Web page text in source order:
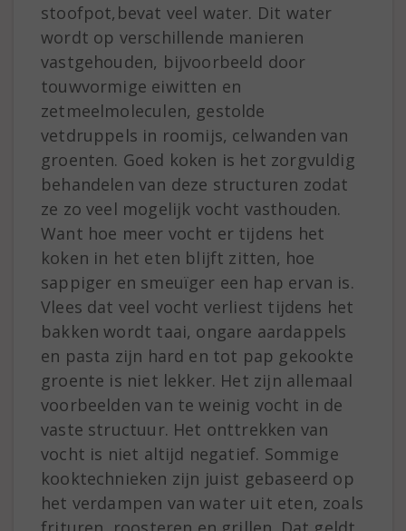
stoofpot,bevat veel water. Dit water
wordt op verschillende manieren
vastgehouden, bijvoorbeeld door
touwvormige eiwitten en
zetmeelmoleculen, gestolde
vetdruppels in roomijs, celwanden van
groenten. Goed koken is het zorgvuldig
behandelen van deze structuren zodat
ze zo veel mogelijk vocht vasthouden.
Want hoe meer vocht er tijdens het
koken in het eten blijft zitten, hoe
sappiger en smeuïger een hap ervan is.
Vlees dat veel vocht verliest tijdens het
bakken wordt taai, ongare aardappels
en pasta zijn hard en tot pap gekookte
groente is niet lekker. Het zijn allemaal
voorbeelden van te weinig vocht in de
vaste structuur. Het onttrekken van
vocht is niet altijd negatief. Sommige
kooktechnieken zijn juist gebaseerd op
het verdampen van water uit eten, zoals